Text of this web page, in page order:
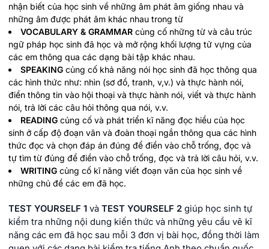
nhận biết của học sinh về những âm phát âm giống nhau và
những âm được phát âm khác nhau trong từ
VOCABULARY & GRAMMAR củng cố những từ và câu trúc
ngữ pháp học sinh đã học và mở rộng khối lượng tử vựng của
các em thông qua các dạng bài tập khác nhau.
SPEAKING củng cố khả năng nói học sinh đã học thông qua
các hình thức như: nhìn (sơ đồ, tranh, v,v.) và thực hành nói,
điển thông tin vào hội thoại và thực hành nói, viết và thực hành
nói, trả lời các câu hỏi thông qua nói, v.v.
READING củng cố và phát triển kĩ năng đọc hiểu của học
sinh ở cấp độ đoạn văn và đoàn thoại ngắn thông qua các hình
thức đọc và chọn đáp án đúng để điền vào chỗ trống, đọc và
tự tìm từ đủng để điền vào chỗ trống, đọc và trả lời câu hỏi, v.v.
WRITING củng cố kĩ năng viết đoạn văn của học sinh về
những chủ để các em đã học.
TEST YOURSELF 1 và TEST YOURSELF 2 giúp học sinh tự
kiểm tra những nội dung kiến thức và những yêu cầu vẽ kĩ
năng các em đã học sau mỗi 3 đơn vị bài học, đồng thời làm